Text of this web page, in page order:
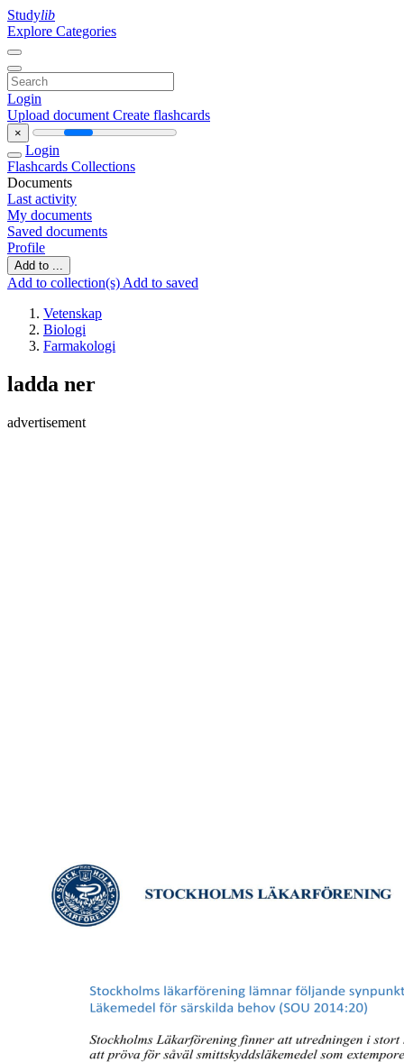
Studylib
Explore Categories
Login
Upload document Create flashcards
×
Login
Flashcards Collections
Documents
Last activity
My documents
Saved documents
Profile
Add to ...
Add to collection(s) Add to saved
Vetenskap
Biologi
Farmakologi
ladda ner
advertisement